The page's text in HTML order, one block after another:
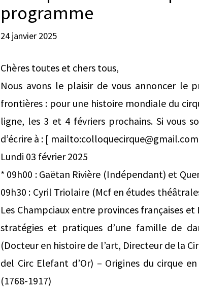
programme
24 janvier 2025
Chères toutes et chers tous,
Nous avons le plaisir de vous annoncer le
frontières : pour une histoire mondiale du
ligne, les 3 et 4 févriers prochains. Si vous
d’écrire à : [
Lundi 03 février 2025
* 09h00 : Gaëtan Rivière (Indépendant) et
09h30 : Cyril Triolaire (Mcf en études
Les Champciaux entre provinces françaises
stratégies et pratiques d’une famille de
(Docteur en histoire de l’art, Directeur de la
del Circ Elefant d’Or) – Origines du cirque
(1768-1917)